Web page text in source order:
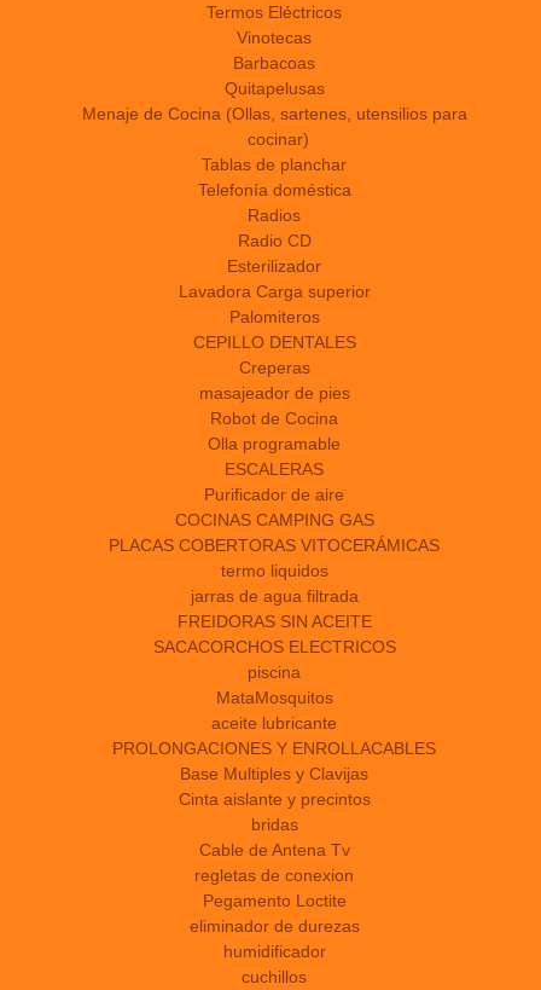
Termos Eléctricos
Vinotecas
Barbacoas
Quitapelusas
Menaje de Cocina (Ollas, sartenes, utensilios para
cocinar)
Tablas de planchar
Telefonía doméstica
Radios
Radio CD
Esterilizador
Lavadora Carga superior
Palomiteros
CEPILLO DENTALES
Creperas
masajeador de pies
Robot de Cocina
Olla programable
ESCALERAS
Purificador de aire
COCINAS CAMPING GAS
PLACAS COBERTORAS VITOCERÁMICAS
termo liquidos
jarras de agua filtrada
FREIDORAS SIN ACEITE
SACACORCHOS ELECTRICOS
piscina
MataMosquitos
aceite lubricante
PROLONGACIONES Y ENROLLACABLES
Base Multiples y Clavijas
Cinta aislante y precintos
bridas
Cable de Antena Tv
regletas de conexion
Pegamento Loctite
eliminador de durezas
humidificador
cuchillos